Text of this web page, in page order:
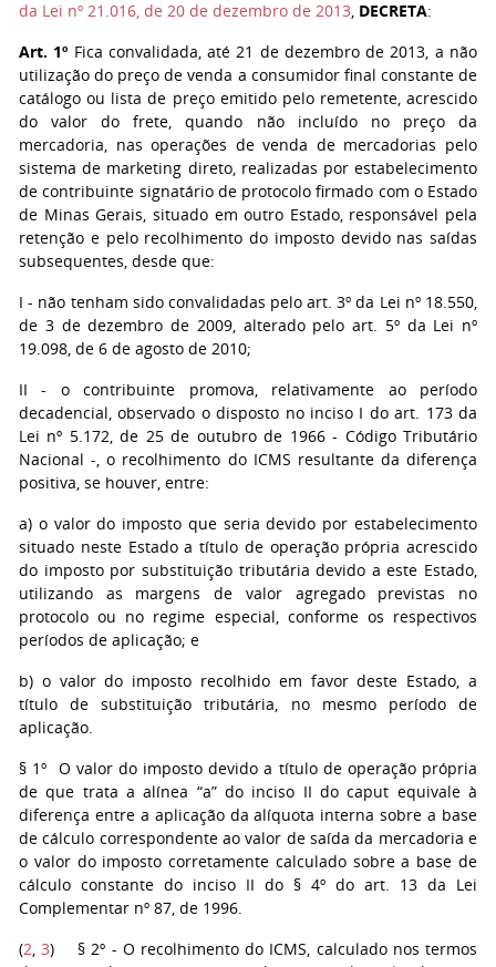
da Lei nº 21.016, de 20 de dezembro de 2013, DECRETA:
Art. 1º Fica convalidada, até 21 de dezembro de 2013, a não
utilização do preço de venda a consumidor final constante de
catálogo ou lista de preço emitido pelo remetente, acrescido
do valor do frete, quando não incluído no preço da
mercadoria, nas operações de venda de mercadorias pelo
sistema de marketing direto, realizadas por estabelecimento
de contribuinte signatário de protocolo firmado com o Estado
de Minas Gerais, situado em outro Estado, responsável pela
retenção e pelo recolhimento do imposto devido nas saídas
subsequentes, desde que:
I - não tenham sido convalidadas pelo art. 3º da Lei nº 18.550,
de 3 de dezembro de 2009, alterado pelo art. 5º da Lei nº
19.098, de 6 de agosto de 2010;
II - o contribuinte promova, relativamente ao período
decadencial, observado o disposto no inciso I do art. 173 da
Lei nº 5.172, de 25 de outubro de 1966 - Código Tributário
Nacional -, o recolhimento do ICMS resultante da diferença
positiva, se houver, entre:
a) o valor do imposto que seria devido por estabelecimento
situado neste Estado a título de operação própria acrescido
do imposto por substituição tributária devido a este Estado,
utilizando as margens de valor agregado previstas no
protocolo ou no regime especial, conforme os respectivos
períodos de aplicação; e
b) o valor do imposto recolhido em favor deste Estado, a
título de substituição tributária, no mesmo período de
aplicação.
§ 1º O valor do imposto devido a título de operação própria
de que trata a alínea “a” do inciso II do caput equivale à
diferença entre a aplicação da alíquota interna sobre a base
de cálculo correspondente ao valor de saída da mercadoria e
o valor do imposto corretamente calculado sobre a base de
cálculo constante do inciso II do § 4º do art. 13 da Lei
Complementar nº 87, de 1996.
(2,3) § 2º - O recolhimento do ICMS, calculado nos termos